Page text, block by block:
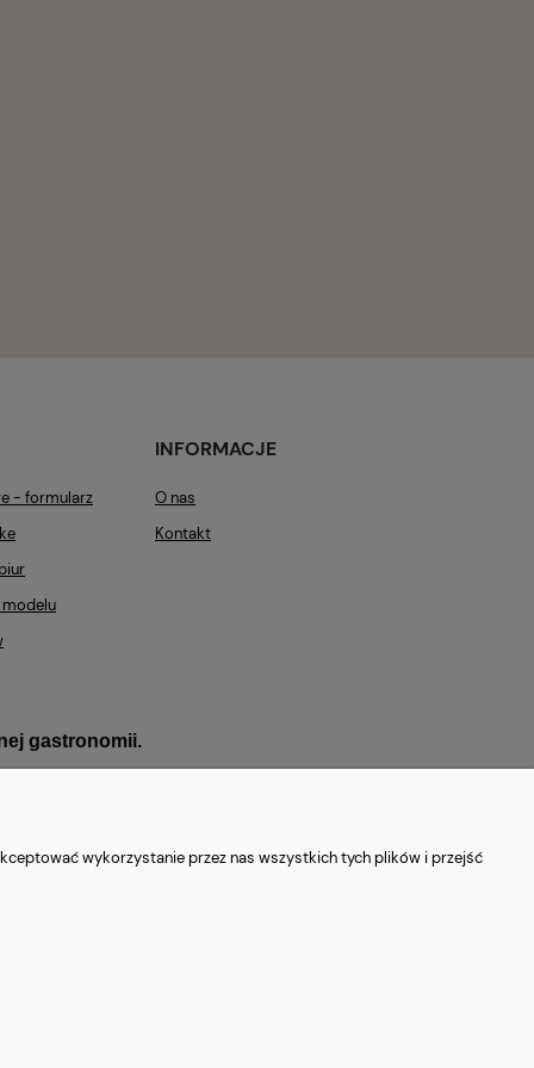
- formularz
INFORMACJE
O nas
Kontakt
gastronomii.
wykorzystanie przez nas wszystkich tych plików i przejść